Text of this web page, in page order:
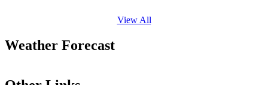
View All
Weather Forecast